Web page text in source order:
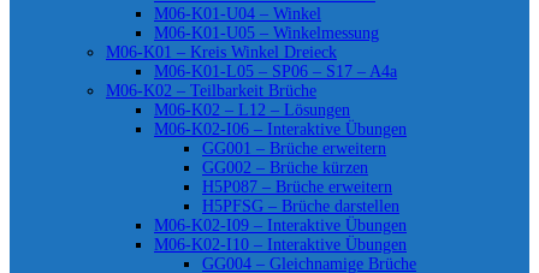
M06-K01-U04 – Winkel
M06-K01-U05 – Winkelmessung
M06-K01 – Kreis Winkel Dreieck
M06-K01-L05 – SP06 – S17 – A4a
M06-K02 – Teilbarkeit Brüche
M06-K02 – L12 – Lösungen
M06-K02-I06 – Interaktive Übungen
GG001 – Brüche erweitern
GG002 – Brüche kürzen
H5P087 – Brüche erweitern
H5PFSG – Brüche darstellen
M06-K02-I09 – Interaktive Übungen
M06-K02-I10 – Interaktive Übungen
GG004 – Gleichnamige Brüche